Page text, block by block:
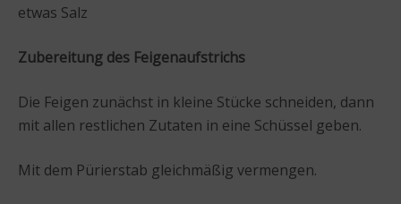
etwas Salz
Zubereitung des Feigenaufstrichs
Die Feigen zunächst in kleine Stücke schneiden, dann
mit allen restlichen Zutaten in eine Schüssel geben.
Mit dem Pürierstab gleichmäßig vermengen.